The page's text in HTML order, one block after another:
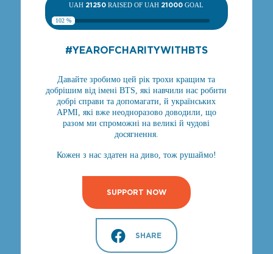
UAH 21250 RAISED OF UAH 21000 GOAL
102 %
#YEAROFСHARITYWITHBTS
Давайте зробимо цей рік трохи кращим та
добрішим від імені BTS, які навчили нас робити
добрі справи та допомагати, й українських
АРМІ, які вже неодноразово доводили, що
разом ми спроможні на великі й чудові
досягнення.
Кожен з нас здатен на диво, тож рушаймо!
SUPPORT NOW
SHARE